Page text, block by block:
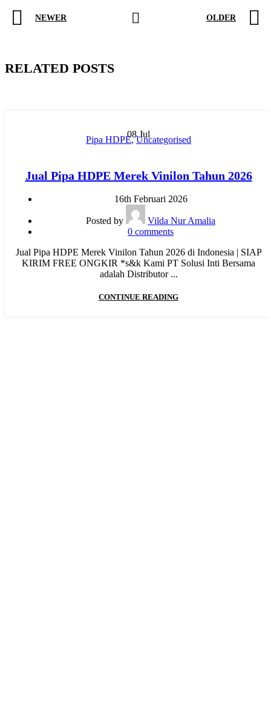
NEWER OLDER
RELATED POSTS
08Jul
Pipa HDPE,Uncategorised
Jual Pipa HDPE Merek Vinilon Tahun 2026
16th Februari 2026
Posted by
Vilda Nur Amalia
0 comments
Jual Pipa HDPE Merek Vinilon Tahun 2026 di Indonesia | SIAP
KIRIM FREE ONGKIR *s&k Kami PT Solusi Inti Bersama
adalah Distributor ...
CONTINUE READING